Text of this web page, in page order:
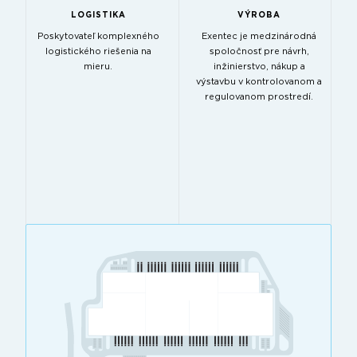
LOGISTIKA
Poskytovateľ komplexného
logistického riešenia na
mieru.
VÝROBA
Exentec je medzinárodná
spoločnosť pre návrh,
inžinierstvo, nákup a
výstavbu v kontrolovanom a
regulovanom prostredí.